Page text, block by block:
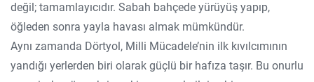
değil; tamamlayıcıdır. Sabah bahçede yürüyüş yapıp,
öğleden sonra yayla havası almak mümkündür.
Aynı zamanda Dörtyol, Milli Mücadele’nin ilk kıvılcımının
yandığı yerlerden biri olarak güçlü bir hafıza taşır. Bu onurlu